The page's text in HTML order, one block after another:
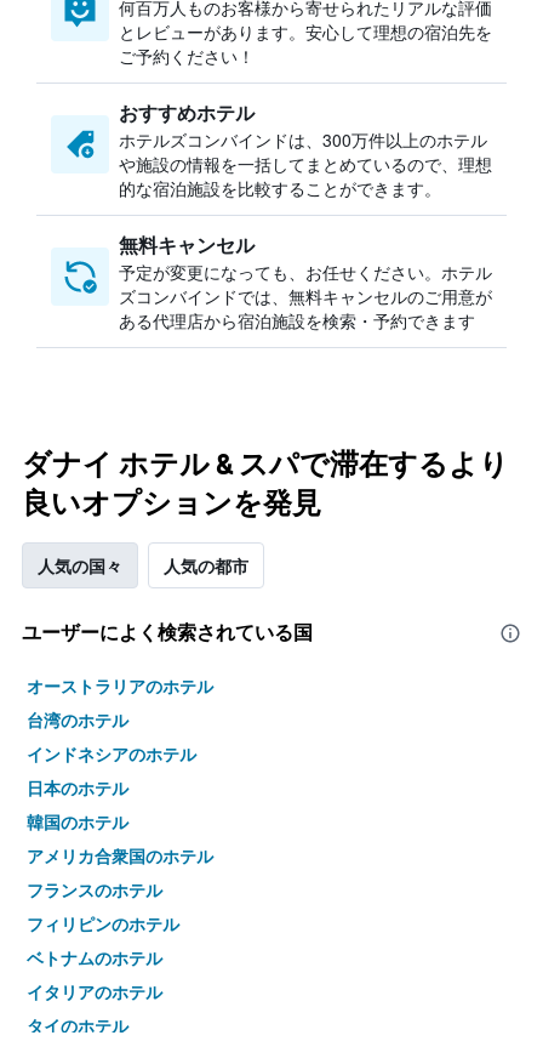
何百万人ものお客様から寄せられたリアルな評価
とレビューがあります。安心して理想の宿泊先を
ご予約ください！
おすすめホテル
ホテルズコンバインドは、300万件以上のホテル
や施設の情報を一括してまとめているので、理想
的な宿泊施設を比較することができます。
無料キャンセル
予定が変更になっても、お任せください。ホテル
ズコンバインドでは、無料キャンセルのご用意が
ある代理店から宿泊施設を検索・予約できます
ダナイ ホテル & スパで滞在するより
良いオプションを発見
人気の国々 人気の都市
ユーザーによく検索されている国
オーストラリアのホテル
台湾のホテル
インドネシアのホテル
日本のホテル
韓国のホテル
アメリカ合衆国のホテル
フランスのホテル
フィリピンのホテル
ベトナムのホテル
イタリアのホテル
タイのホテル